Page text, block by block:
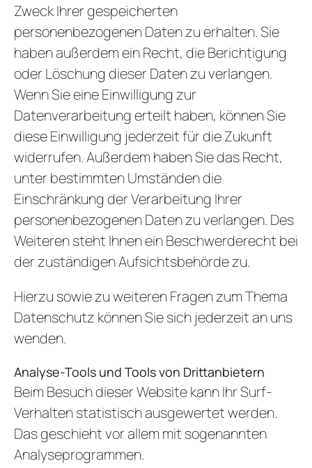
Zweck Ihrer gespeicherten
personenbezogenen Daten zu erhalten. Sie
haben außerdem ein Recht, die Berichtigung
oder Löschung dieser Daten zu verlangen.
Wenn Sie eine Einwilligung zur
Datenverarbeitung erteilt haben, können Sie
diese Einwilligung jederzeit für die Zukunft
widerrufen. Außerdem haben Sie das Recht,
unter bestimmten Umständen die
Einschränkung der Verarbeitung Ihrer
personenbezogenen Daten zu verlangen. Des
Weiteren steht Ihnen ein Beschwerderecht bei
der zuständigen Aufsichtsbehörde zu.
Hierzu sowie zu weiteren Fragen zum Thema
Datenschutz können Sie sich jederzeit an uns
wenden.
Analyse-Tools und Tools von Dritt­anbietern
Beim Besuch dieser Website kann Ihr Surf-
Verhalten statistisch ausgewertet werden.
Das geschieht vor allem mit sogenannten
Analyseprogrammen.